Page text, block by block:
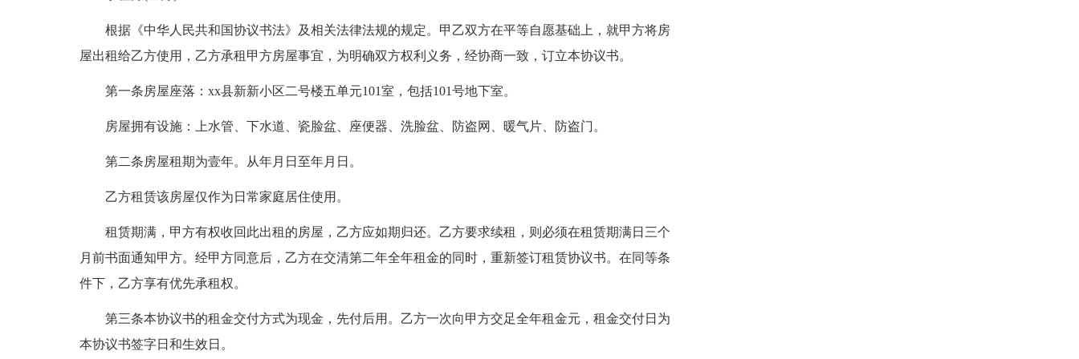
根据《中华人民共和国协议书法》及相关法律法规的规定。甲乙双方在平等自愿基础上，就甲方将房
屋出租给乙方使用，乙方承租甲方房屋事宜，为明确双方权利义务，经协商一致，订立本协议书。
第一条房屋座落：xx县新新小区二号楼五单元101室，包括101号地下室。
房屋拥有设施：上水管、下水道、瓷脸盆、座便器、洗脸盆、防盗网、暖气片、防盗门。
第二条房屋租期为壹年。从年月日至年月日。
乙方租赁该房屋仅作为日常家庭居住使用。
租赁期满，甲方有权收回此出租的房屋，乙方应如期归还。乙方要求续租，则必须在租赁期满日三个
月前书面通知甲方。经甲方同意后，乙方在交清第二年全年租金的同时，重新签订租赁协议书。在同等条
件下，乙方享有优先承租权。
第三条本协议书的租金交付方式为现金，先付后用。乙方一次向甲方交足全年租金元，租金交付日为
本协议书签字日和生效日。